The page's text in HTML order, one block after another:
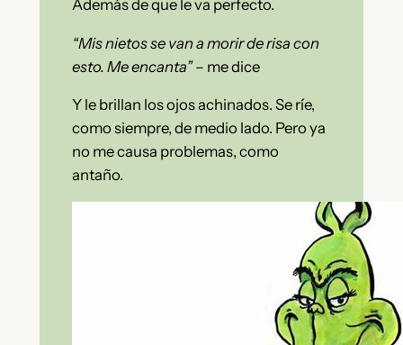
Además de que le va perfecto.
“Mis nietos se van a morir de risa con
esto. Me encanta”– me dice
Y le brillan los ojos achinados. Se ríe,
como siempre, de medio lado. Pero ya
no me causa problemas, como
antaño.